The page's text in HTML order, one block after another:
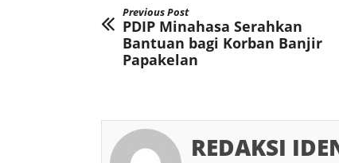
Previous Post
PDIP Minahasa Serahkan
Bantuan bagi Korban Banjir
Papakelan
REDAKSI